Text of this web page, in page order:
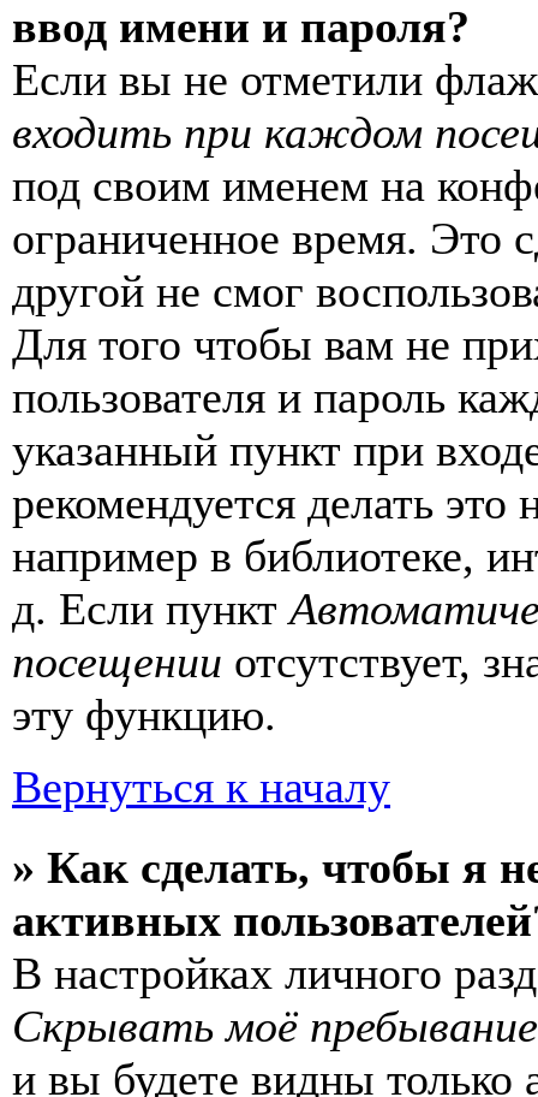
ввод имени и пароля?
Если вы не отметили
входить при каждом
под своим именем на
ограниченное время. Это
другой не смог
Для того чтобы вам не
пользователя и пароль
указанный пункт при
рекомендуется делать
например в библиотеке,
д. Если пункт
посещении отсутствует,
эту функцию.
Вернуться к началу
» Как сделать, чтобы я
активных
В настройках личного
Скрывать моё
и вы будете видны только